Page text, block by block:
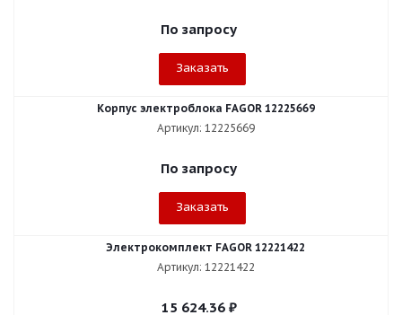
По запросу
Заказать
Корпус электроблока FAGOR 12225669
Артикул: 12225669
По запросу
Заказать
Электрокомплект FAGOR 12221422
Артикул: 12221422
15 624.36₽